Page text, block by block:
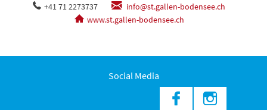
+41 71 2273737
info@st.gallen-bodensee.ch
www.st.gallen-bodensee.ch
Social Media